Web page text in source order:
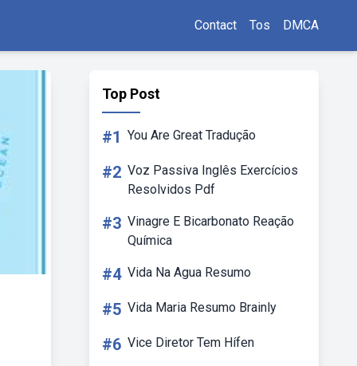
Contact Tos DMCA
Top Post
#1 You Are Great Tradução
#2 Voz Passiva Inglês Exercícios
Resolvidos Pdf
#3 Vinagre E Bicarbonato Reação
Química
#4 Vida Na Agua Resumo
#5 Vida Maria Resumo Brainly
#6 Vice Diretor Tem Hífen